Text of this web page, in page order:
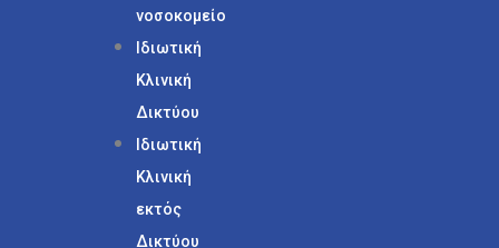
νοσοκομείο
Ιδιωτική
Κλινική
Δικτύου
Ιδιωτική
Κλινική
εκτός
Δικτύου